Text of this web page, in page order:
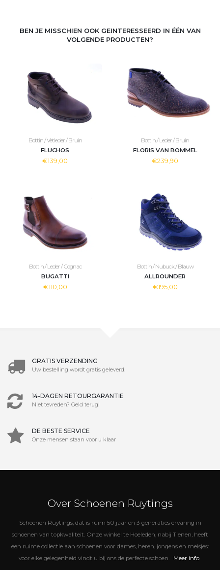
BEN JE MISSCHIEN OOK GEINTERESSEERD IN ÉÉN VAN
VOLGENDE PRODUCTEN?
Bottin / Vetleder / Bruin
FLUCHOS
€139,00
Bottin / Leder / Bruin
FLORIS VAN BOMMEL
€239,90
Bottin / Leder / Cognac
BUGATTI
€110,00
Bottin / Nubuck / Blauw
ALLROUNDER
€195,00
GRATIS VERZENDING
Uw bestelling wordt gratis geleverd.
14-DAGEN RETOURGARANTIE
Niet tevreden? Geld terug!
DE BESTE SERVICE
Onze mensen staan voor u klaar
Over Schoenen Ruytings
Schoenen Ruytings, dat is ruim 50 jaar en 3 generaties ervaring in
schoenen van topkwaliteit. Onze winkel te Hoeleden, nabij Tienen, heeft
een ruime collectie aan schoenen voor dames, heren, jongens en meisjes:
voor elke gelegenheid vindt u bij ons de perfecte schoen.
Meer info